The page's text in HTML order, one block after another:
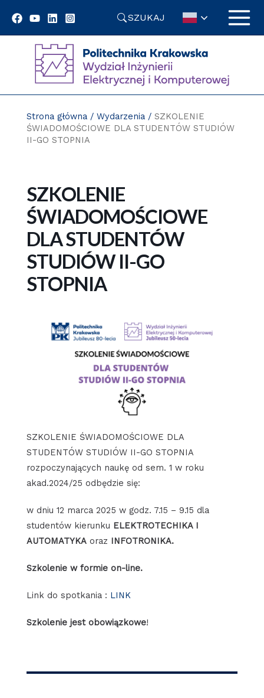
SZUKAJ
Strona główna/ Wydarzenia/ SZKOLENIE
ŚWIADOMOŚCIOWE DLA STUDENTÓW STUDIÓW
II-GO STOPNIA
SZKOLENIE
ŚWIADOMOŚCIOWE
DLA STUDENTÓW
STUDIÓW II-GO
STOPNIA
SZKOLENIE ŚWIADOMOŚCIOWE DLA
STUDENTÓW STUDIÓW II-GO STOPNIA
rozpoczynających naukę od sem. 1 w roku
akad.2024/25 odbędzie się:
w dniu 12 marca 2025 w godz. 7.15 – 9.15 dla
studentów kierunku ELEKTROTECHIKA I
AUTOMATYKAoraz INFOTRONIKA.
Szkolenie w formie on-line.
Link do spotkania : LINK
Szkolenie jest obowiązkowe!